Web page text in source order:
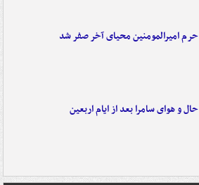
حرم امیرالمومنین محیای آخر صفر شد
حال و هوای سامرا بعد از ایام اربعین